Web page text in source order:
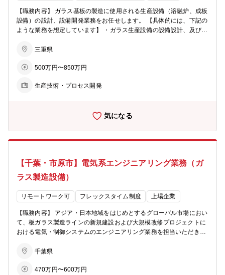
ます。
【職務内容】 ガラス基板の製造に使用される生産設備（溶融炉、成板
設備）の設計、設備開発業務をお任せします。 【具体的には、下記の
ような業務を想定しています】 ・ガラス生産設備の設備設計、及びそ
・投資計画、設備立上げ計画の立案と各部署、外部業者と連携した実
＜想定される担当製品＞ 半導体関連向け薄板ガラス基板・特殊成型ガ
発統括部 【当ポジションの魅力】 同部では、次世代の新規事業の立
ら、新製品の開発に携わることができます。また、設備の設計に向け
三重県
500万円〜850万円
生産技術・プロセス開発
気になる
【千葉・市原市】電気系エンジニアリング業務（ガ
ラス製造設備）
リモートワーク可 フレックスタイム制度 上場企業
【職務内容】 アジア・日本地域をはじめとするグローバル市場におい
て、板ガラス製造ラインの新規建設および大規模改修プロジェクトに
おける電気・制御システムのエンジニアリング業務を担当いただきま
定 設備設計：設計・仕様検討および設備・工事見積仕様書作成 工事
システムの動作確認および安定稼働に向けた調整 プロジェクトの特性
千葉県
470万円〜600万円